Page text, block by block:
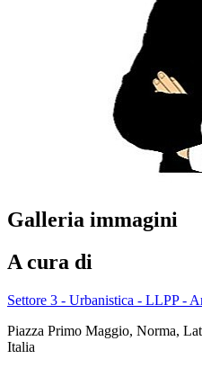
Galleria immagini
A cura di
Settore 3 - Urbanistica - LLPP -
Piazza Primo Maggio, Norma,
Italia